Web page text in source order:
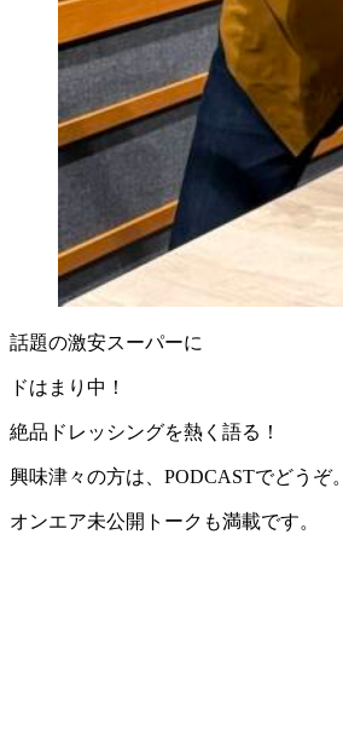
話題の激安スーパーに
ドはまり中！
絶品ドレッシングを熱く語る！
興味津々の方は、PODCASTでどうぞ。
オンエア未公開トークも満載です。